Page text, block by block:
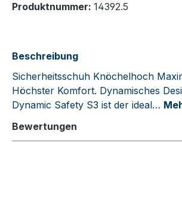
Produktnummer: 14392.5
Beschreibung
Sicherheitsschuh Knöchelhoch
Höchster Komfort. Dynamisches
Dynamic Safety S3 ist der ideal…
Bewertungen